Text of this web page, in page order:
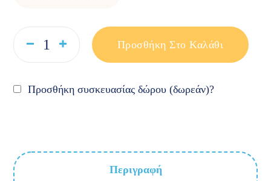
Προσθήκη Στο Καλάθι
Προσθήκη συσκευασίας δώρου (δωρεάν)?
Περιγραφή